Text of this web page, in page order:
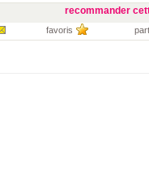
recommander
favoris